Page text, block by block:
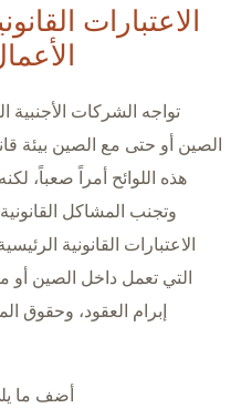
الاعتبارات
تواجه الشركات الأجنبية
الصين أو حتى مع الصين بيئة
هذه اللوائح أمراً صعباً،
وتجنب المشاكل
الاعتبارات القانونية
التي تعمل داخل الصين أو
إبرام العقود، وحقوق
أضف ما